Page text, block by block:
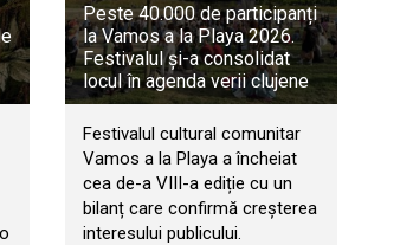
Peste 40.000 de participanți
la Vamos a la Playa 2026.
Festivalul și-a consolidat
locul în agenda verii clujene
Festivalul cultural comunitar
Vamos a la Playa a încheiat
cea de-a VIII-a ediție cu un
bilanț care confirmă creșterea
interesului publicului.